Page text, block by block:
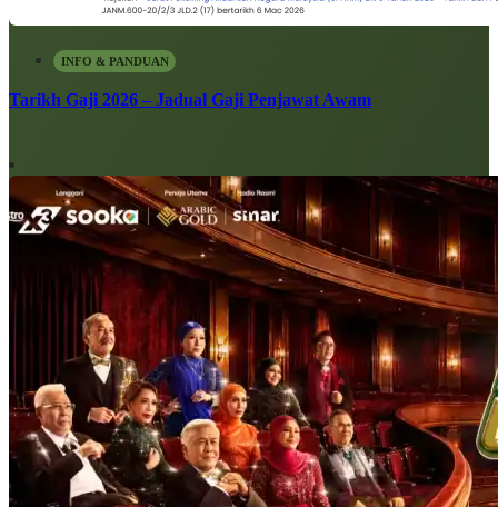
INFO & PANDUAN
Tarikh Gaji 2026 – Jadual Gaji Penjawat Awam